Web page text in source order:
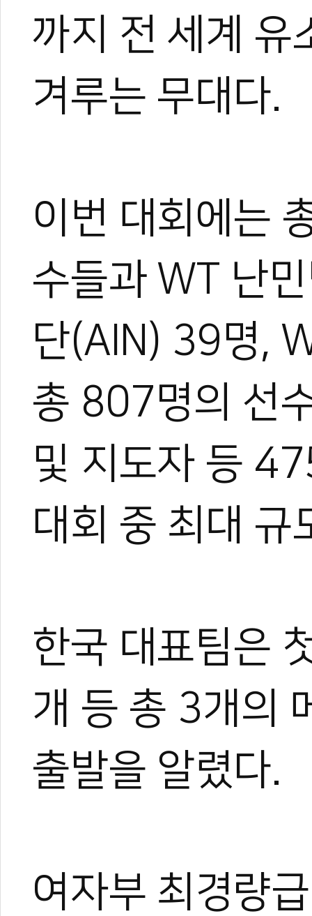
까지 전 세계 유
겨루는 무대다.
이번 대회에는
수들과 WT 난
단(AIN) 39명,
총 807명의 선
및 지도자 등
대회 중 최대 규
한국 대표팀은
개 등 총 3개의
출발을 알렸다.
여자부 최경량